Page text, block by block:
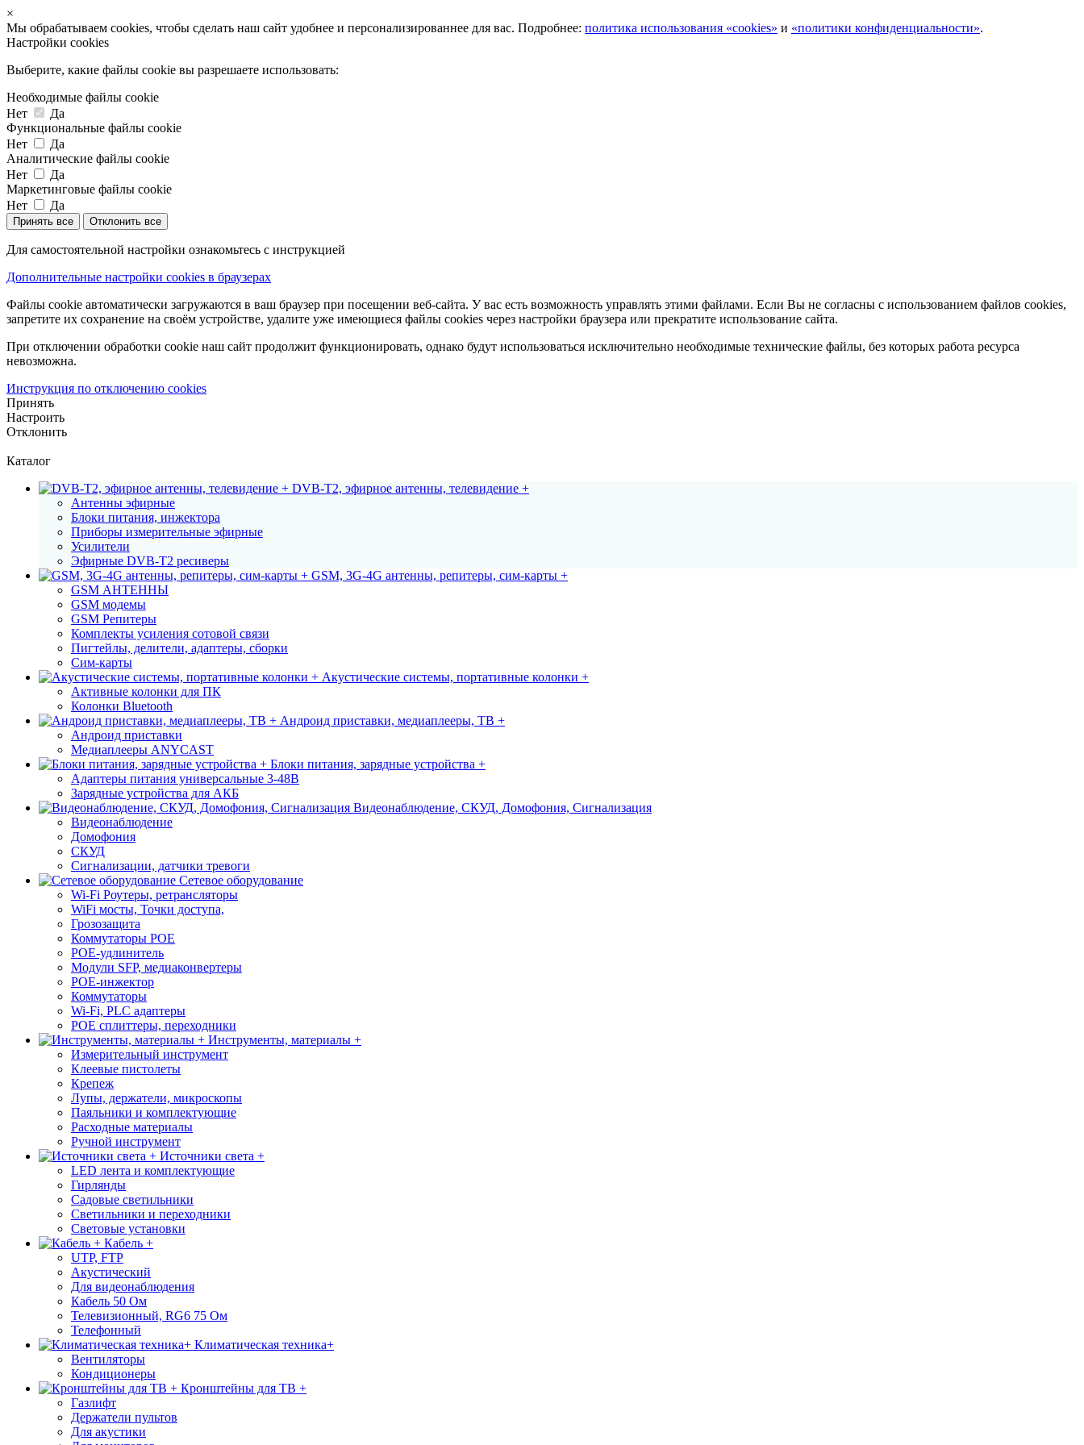
×
Мы обрабатываем cookies, чтобы сделать наш сайт удобнее и персонализированнее для вас. Подробнее: политика использования «cookies» и «политики конфиденциальности».
Настройки cookies
Выберите, какие файлы cookie вы разрешаете использовать:
Необходимые файлы cookie
Нет
Да
Функциональные файлы cookie
Нет
Да
Аналитические файлы cookie
Нет
Да
Маркетинговые файлы cookie
Нет
Да
Принять все Отклонить все
Для самостоятельной настройки ознакомьтесь с инструкцией
Дополнительные настройки cookies в браузерах
Файлы cookie автоматически загружаются в ваш браузер при посещении веб-сайта. У вас есть возможность управлять этими файлами. Если Вы не согласны с использованием файлов cookies,
запретите их сохранение на своём устройстве, удалите уже имеющиеся файлы cookies через настройки браузера или прекратите использование сайта.
При отключении обработки cookie наш сайт продолжит функционировать, однако будут использоваться исключительно необходимые технические файлы, без которых работа ресурса
невозможна.
Инструкция по отключению cookies
Принять
Настроить
Отклонить
Каталог
DVB-T2, эфирное антенны, телевидение +
Антенны эфирные
Блоки питания, инжектора
Приборы измерительные эфирные
Усилители
Эфирные DVB-T2 ресиверы
GSM, 3G-4G антенны, репитеры, сим-карты +
GSM АНТЕННЫ
GSM модемы
GSM Репитеры
Комплекты усиления сотовой связи
Пигтейлы, делители, адаптеры, сборки
Сим-карты
Акустические системы, портативные колонки +
Активные колонки для ПК
Колонки Bluetooth
Андроид приставки, медиаплееры, ТВ +
Андроид приставки
Медиаплееры ANYCAST
Блоки питания, зарядные устройства +
Адаптеры питания универсальные 3-48В
Зарядные устройства для АКБ
Видеонаблюдение, СКУД, Домофония, Сигнализация
Видеонаблюдение
Домофония
СКУД
Сигнализации, датчики тревоги
Сетевое оборудование
Wi-Fi Роутеры, ретрансляторы
WiFi мосты, Точки доступа,
Грозозащита
Коммутаторы POE
POE-удлинитель
Модули SFP, медиаконвертеры
POE-инжектор
Коммутаторы
Wi-Fi, PLC адаптеры
POE сплиттеры, переходники
Инструменты, материалы +
Измерительный инструмент
Клеевые пистолеты
Крепеж
Лупы, держатели, микроскопы
Паяльники и комплектующие
Расходные материалы
Ручной инструмент
Источники света +
LED лента и комплектующие
Гирлянды
Садовые светильники
Светильники и переходники
Световые установки
Кабель +
UTP, FTP
Акустический
Для видеонаблюдения
Кабель 50 Ом
Телевизионный, RG6 75 Ом
Телефонный
Климатическая техника+
Вентиляторы
Кондиционеры
Кронштейны для ТВ +
Газлифт
Держатели пультов
Для акустики